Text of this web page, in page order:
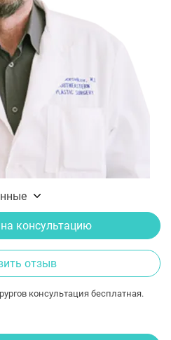
консультацию
отзыв
консультация бесплатная.